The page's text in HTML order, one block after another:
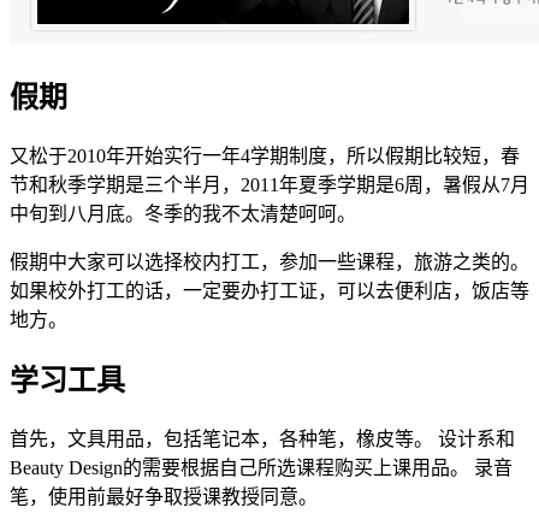
假期
又松于2010年开始实行一年4学期制度，所以假期比较短，春
节和秋季学期是三个半月，2011年夏季学期是6周，暑假从7月
中旬到八月底。冬季的我不太清楚呵呵。
假期中大家可以选择校内打工，参加一些课程，旅游之类的。
如果校外打工的话，一定要办打工证，可以去便利店，饭店等
地方。
学习工具
首先，文具用品，包括笔记本，各种笔，橡皮等。 设计系和
Beauty Design的需要根据自己所选课程购买上课用品。 录音
笔，使用前最好争取授课教授同意。